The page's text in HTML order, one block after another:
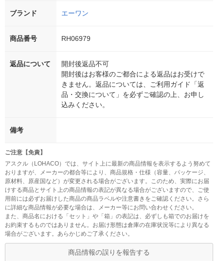
ブランド エーワン
商品番号 RH06979
返品について
開封後返品不可
開封後はお客様のご都合による返品はお受けで
きません。返品については、ご利用ガイド「返
品・交換について」を必ずご確認の上、お申し
込みください。
備考
ご注意【免責】
アスクル（LOHACO）では、サイト上に最新の商品情報を表示するよう努めて
おりますが、メーカーの都合等により、商品規格・仕様（容量、パッケージ、
原材料、原産国など）が変更される場合がございます。このため、実際にお届
けする商品とサイト上の商品情報の表記が異なる場合がございますので、ご使
用前には必ずお届けした商品の商品ラベルや注意書きをご確認ください。さら
に詳細な商品情報が必要な場合は、メーカー等にお問い合わせください。
また、商品名における「セット」や「箱」の表記は、必ずしも箱でのお届けを
お約束するものではありません。お届け形態は倉庫の在庫状況等により異なる
場合がございます。あらかじめご了承ください。
商品情報の誤りを報告する